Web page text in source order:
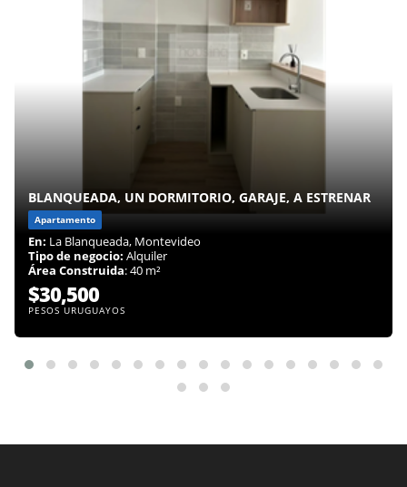
BLANQUEADA, UN DORMITORIO, GARAJE, A ESTRENAR
Apartamento
En: La Blanqueada, Montevideo
Tipo de negocio: Alquiler
Área Construida: 40 m²
$30,500
PESOS URUGUAYOS